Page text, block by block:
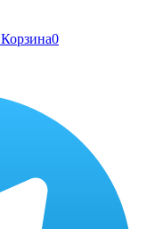
Корзина0